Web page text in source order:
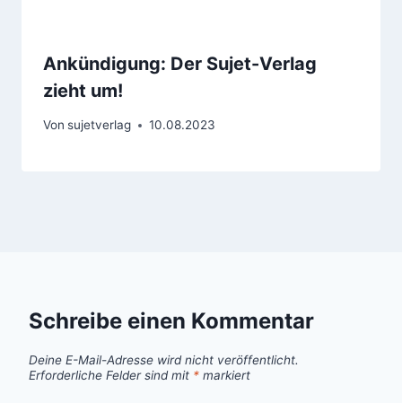
Ankündigung: Der Sujet-Verlag
zieht um!
Von sujetverlag 10.08.2023
Schreibe einen Kommentar
Deine E-Mail-Adresse wird nicht veröffentlicht.
Erforderliche Felder sind mit * markiert